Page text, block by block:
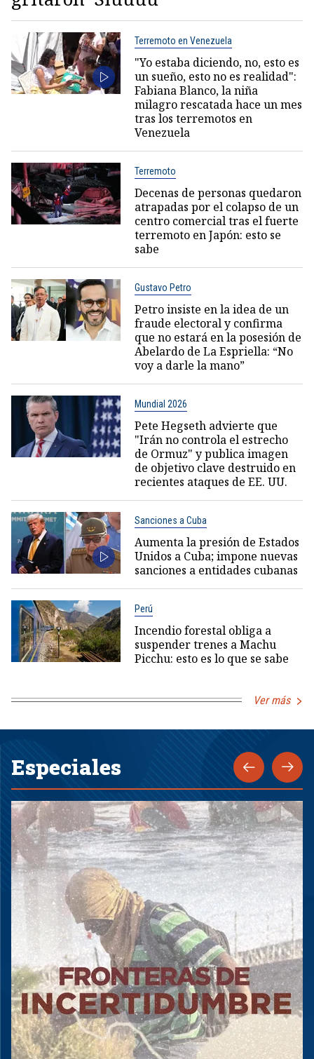
Terremoto en Venezuela
"Yo estaba diciendo, no, esto es
un sueño, esto no es realidad":
Fabiana Blanco, la niña
milagro rescatada hace un mes
tras los terremotos en
Venezuela
Terremoto
Decenas de personas quedaron
atrapadas por el colapso de un
centro comercial tras el fuerte
terremoto en Japón: esto se
sabe
Gustavo Petro
Petro insiste en la idea de un
fraude electoral y confirma
que no estará en la posesión de
Abelardo de La Espriella: “No
voy a darle la mano”
Mundial 2026
Pete Hegseth advierte que
"Irán no controla el estrecho
de Ormuz" y publica imagen
de objetivo clave destruido en
recientes ataques de EE. UU.
Sanciones a Cuba
Aumenta la presión de Estados
Unidos a Cuba; impone nuevas
sanciones a entidades cubanas
Perú
Incendio forestal obliga a
suspender trenes a Machu
Picchu: esto es lo que se sabe
Ver más
Especiales